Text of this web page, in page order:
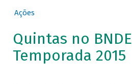
Ações
Quintas no
Temporada 2015